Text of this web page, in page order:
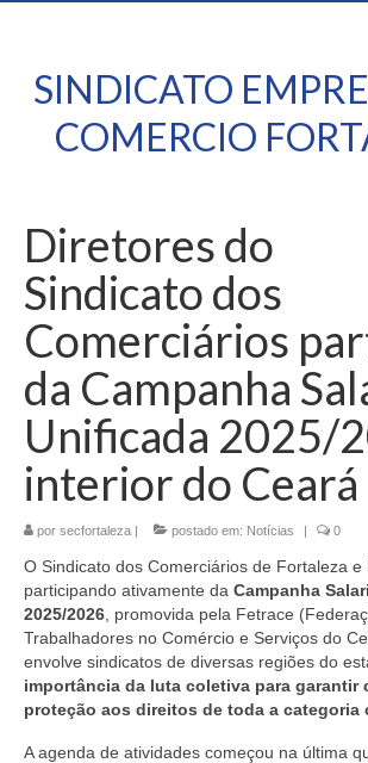
SINDICATO
COMERCIO
Diretores do
Sindicato dos
Comerciários
da Campanha
Unificada 2025/
interior do Ceará
por secfortaleza | postado em: Notícias | 0
O Sindicato dos Comerciários de Fortaleza e
participando ativamente da Campanha
2025/2026 , promovida pela Fetrace
Trabalhadores no Comércio e Serviços do
envolve sindicatos de diversas regiões do
importância da luta coletiva para garantir
proteção aos direitos de toda a categoria
A agenda de atividades começou na última